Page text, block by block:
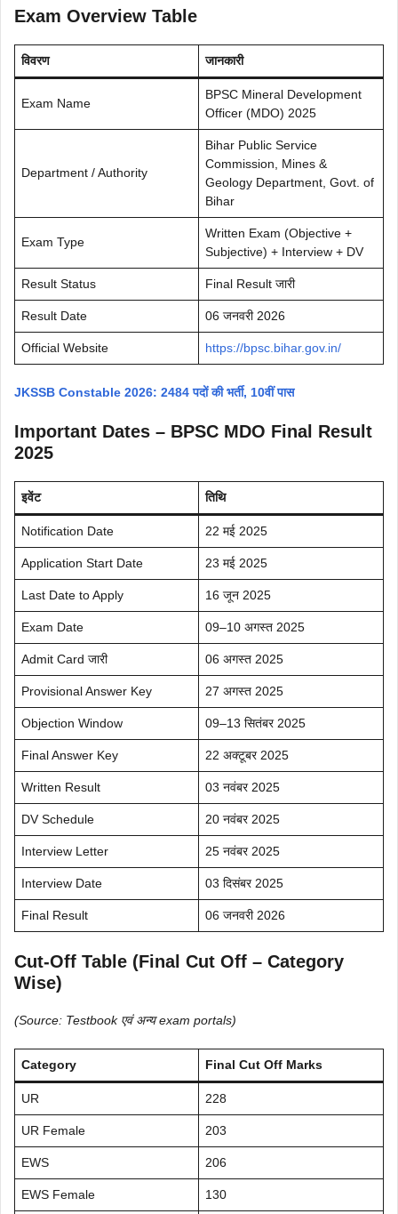
Exam Overview Table
विवरण जानकारी
Exam Name
BPSC Mineral Development
Officer (MDO) 2025
Department / Authority
Bihar Public Service
Commission, Mines &
Geology Department, Govt. of
Bihar
Exam Type
Written Exam (Objective +
Subjective) + Interview + DV
Result Status Final Result जारी
Result Date 06 जनवरी 2026
Official Website https://bpsc.bihar.gov.in/
JKSSB Constable 2026: 2484 पदों की भर्ती, 10वीं पास
Important Dates – BPSC MDO Final Result
2025
इवेंट तिथि
Notification Date 22 मई 2025
Application Start Date 23 मई 2025
Last Date to Apply 16 जून 2025
Exam Date 09–10 अगस्त 2025
Admit Card जारी 06 अगस्त 2025
Provisional Answer Key 27 अगस्त 2025
Objection Window 09–13 सितंबर 2025
Final Answer Key 22 अक्टूबर 2025
Written Result 03 नवंबर 2025
DV Schedule 20 नवंबर 2025
Interview Letter 25 नवंबर 2025
Interview Date 03 दिसंबर 2025
Final Result 06 जनवरी 2026
Cut-Off Table (Final Cut Off – Category
Wise)
(Source: Testbook एवं अन्य exam portals)
Category Final Cut Off Marks
UR 228
UR Female 203
EWS 206
EWS Female 130